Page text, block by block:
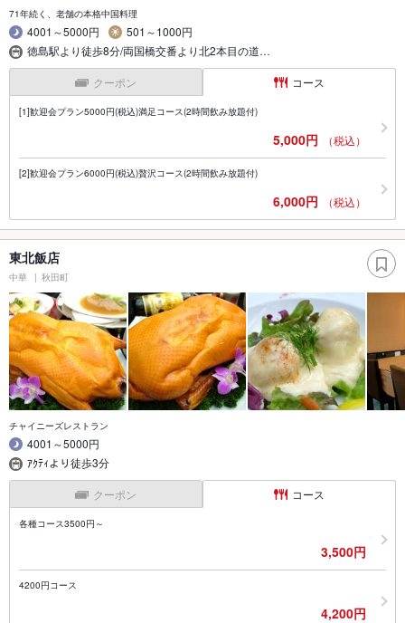
71年続く、老舗の本格中国料理
4001～5000円
501～1000円
徳島駅より徒歩8分/両国橋交番より北2本目の道…
クーポン コース
[1]歓迎会プラン5000円(税込)満足コース(2時間飲み放題付)
5,000円 （税込）
[2]歓迎会プラン6000円(税込)贅沢コース(2時間飲み放題付)
6,000円 （税込）
東北飯店
中華 秋田町
チャイニーズレストラン
4001～5000円
ｱｸﾃｨより徒歩3分
クーポン コース
各種コース3500円～
3,500円
4200円コース
4,200円